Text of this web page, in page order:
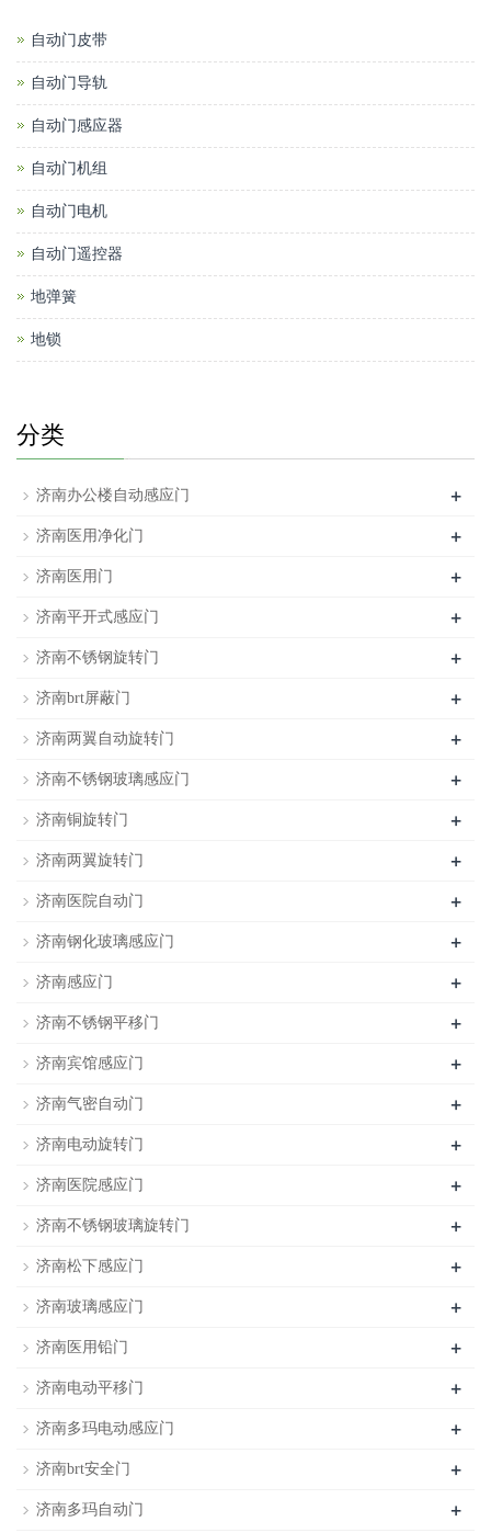
自动门皮带
自动门导轨
自动门感应器
自动门机组
自动门电机
自动门遥控器
地弹簧
地锁
分类
济南办公楼自动感应门 +
济南医用净化门 +
济南医用门 +
济南平开式感应门 +
济南不锈钢旋转门 +
济南brt屏蔽门 +
济南两翼自动旋转门 +
济南不锈钢玻璃感应门 +
济南铜旋转门 +
济南两翼旋转门 +
济南医院自动门 +
济南钢化玻璃感应门 +
济南感应门 +
济南不锈钢平移门 +
济南宾馆感应门 +
济南气密自动门 +
济南电动旋转门 +
济南医院感应门 +
济南不锈钢玻璃旋转门 +
济南松下感应门 +
济南玻璃感应门 +
济南医用铅门 +
济南电动平移门 +
济南多玛电动感应门 +
济南brt安全门 +
济南多玛自动门 +